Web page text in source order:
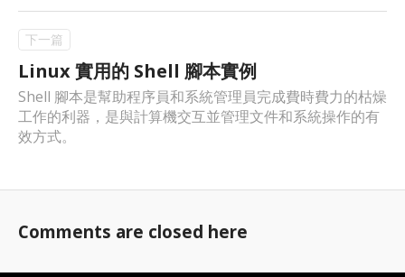
Linux 實用的 Shell 腳本實例
Shell 腳本是幫助程序員和系統管理員完成費時費力的枯燥
工作的利器，是與計算機交互並管理文件和系統操作的有
效方式。
Comments are closed here